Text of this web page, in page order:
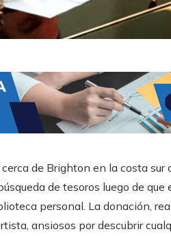
de Brighton en la costa sur
de tesoros luego de que
personal. La donación,
ansiosos por descubrir